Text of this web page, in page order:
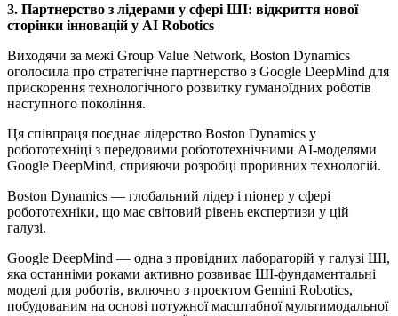
3. Партнерство з лідерами у сфері ШІ: відкриття нової
сторінки інновацій у AI Robotics
Виходячи за межі Group Value Network, Boston Dynamics
оголосила про стратегічне партнерство з Google DeepMind для
прискорення технологічного розвитку гуманоїдних роботів
наступного покоління.
Ця співпраця поєднає лідерство Boston Dynamics у
робототехніці з передовими робототехнічними AI-моделями
Google DeepMind, сприяючи розробці проривних технологій.
Boston Dynamics — глобальний лідер і піонер у сфері
робототехніки, що має світовий рівень експертизи у цій
галузі.
Google DeepMind — одна з провідних лабораторій у галузі ШІ,
яка останніми роками активно розвиває ШІ-фундаментальні
моделі для роботів, включно з проєктом Gemini Robotics,
побудованим на основі потужної масштабної мультимодальної